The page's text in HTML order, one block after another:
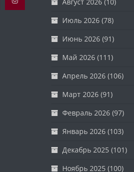
Июль 2026(78)
Июнь 2026(91)
Май 2026(111)
Апрель 2026(106)
Март 2026(91)
Февраль 2026(97)
Январь 2026(103)
Декабрь 2025 (101)
Ноябрь 2025 (100)